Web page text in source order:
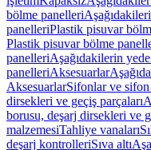
bölme panelleri
panelleriPlastik pisuvar
Plastik pisuvar bölme
panelleriAşağıdakilerin
panelleriAksesuarlar
AksesuarlarSifonlar ve sifon
dirsekleri ve geçiş parçaları
borusu, deşarj dirsekleri ve
malzemesiTahliye vanaları
deşarj kontrolleriSıva altı